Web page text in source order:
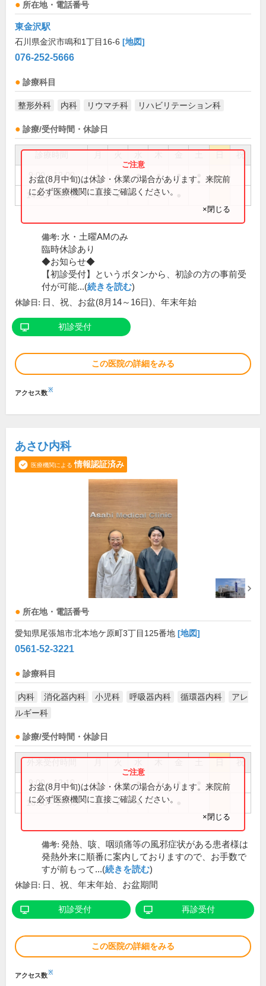
所在地・電話番号
東金沢駅
石川県金沢市鳴和1丁目16-6 [地図]
076-252-5666
診療科目
整形外科 内科 リウマチ科 リハビリテーション科
診療/受付時間・休診日
祝
9:00～12:00 ● ● ● ● ●
14:00～18:00 ● ● ●
お盆(8月中旬)は休診・休業の場合があります。来院前
に必ず医療機関に直接ご確認ください。
×閉じる
備考: 水・土曜AMのみ
臨時休診あり
◆お知らせ◆
【初診受付】というボタンから、初診の方の事前受
付が可能...(続きを読む)
休診日: 日、祝、お盆(8月14～16日)、年末年始
初診受付
この医院の詳細をみる
アクセス数※
あさひ内科
医療機関による 情報認証済み
所在地・電話番号
愛知県尾張旭市北本地ケ原町3丁目125番地 [地図]
0561-52-3221
診療科目
内科 消化器内科 小児科 呼吸器内科 循環器内科
アレ
ルギー科
診療/受付時間・休診日
祝
9:00～12:10 ● ● ● ● ●
16:30～19:00 ● ● ●
お盆(8月中旬)は休診・休業の場合があります。来院前
に必ず医療機関に直接ご確認ください。
×閉じる
備考: 発熱、咳、咽頭痛等の風邪症状がある患者様は
発熱外来に順番に案内しておりますので、お手数で
すが前もって...(続きを読む)
休診日: 日、祝、年末年始、お盆期間
初診受付 再診受付
この医院の詳細をみる
アクセス数※